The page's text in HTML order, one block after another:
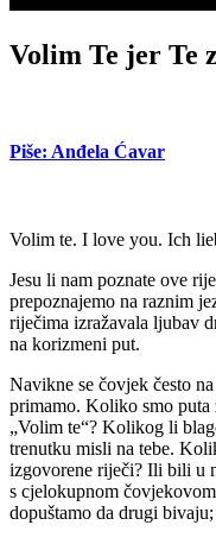
Volim Te jer Te
Piše: Anđela Ćavar
Volim te. I love you. Ich
Jesu li nam poznate ove
prepoznajemo na raznim
riječima izražavala ljubav
na korizmeni put.
Navikne se čovjek često
primamo. Koliko smo puta
„Volim te“? Kolikog li
trenutku misli na tebe.
izgovorene riječi? Ili bili u
s cjelokupnom
dopuštamo da drugi